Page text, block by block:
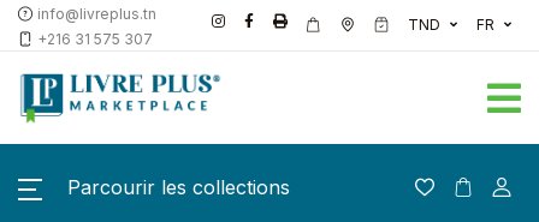
info@livreplus.tn
+216 31 575 307
TND FR
Parcourir les collections